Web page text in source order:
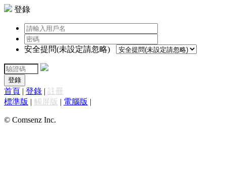
登錄
安全提問(未設定請忽略)
登錄
首頁 | 登錄 | 註冊
標準版 | 觸屏版 | 電腦版 |
© Comsenz Inc.